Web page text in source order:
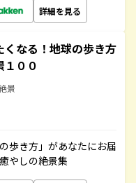
詳細を見る
くなる！地球の歩き方
１００
景
歩き方」があなたにお届
やしの絶景集